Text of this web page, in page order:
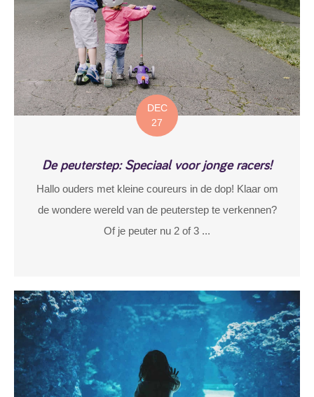
DEC
27
De peuterstep: Speciaal voor jonge racers!
Hallo ouders met kleine coureurs in de dop! Klaar om
de wondere wereld van de peuterstep te verkennen?
Of je peuter nu 2 of 3 ...